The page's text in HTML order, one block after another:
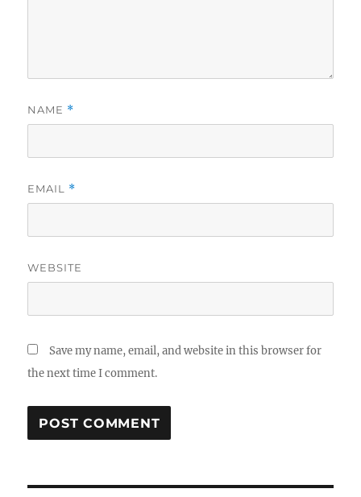
NAME *
EMAIL *
WEBSITE
Save my name, email, and website in this browser for
the next time I comment.